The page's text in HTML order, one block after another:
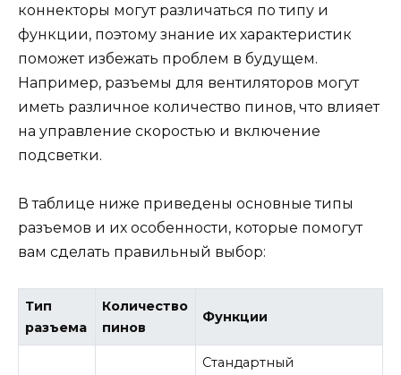
коннекторы могут различаться по типу и
функции, поэтому знание их характеристик
поможет избежать проблем в будущем.
Например, разъемы для вентиляторов могут
иметь различное количество пинов, что влияет
на управление скоростью и включение
подсветки.
В таблице ниже приведены основные типы
разъемов и их особенности, которые помогут
вам сделать правильный выбор:
Тип
разъема
Количество
пинов
Функции
Стандартный